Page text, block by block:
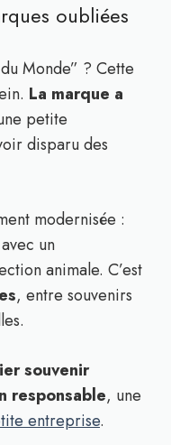
oubliées
Monde” ? Cette
La marque a
petite
disparu des
modernisée :
un
animale. C’est
, entre souvenirs
souvenir
responsable, une
entreprise.